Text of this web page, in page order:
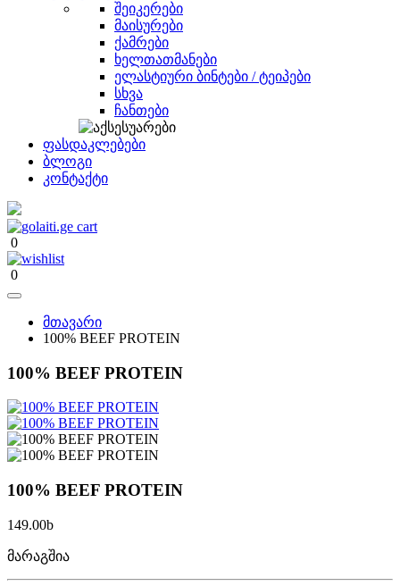
შეიკერები
მაისურები
ქამრები
ხელთათმანები
ელასტიური ბინტები / ტეიპები
სხვა
ჩანთები
ფასდაკლებები
ბლოგი
კონტაქტი
0
0
მთავარი
100% BEEF PROTEIN
100% BEEF PROTEIN
100% BEEF PROTEIN
149.00b
მარაგშია